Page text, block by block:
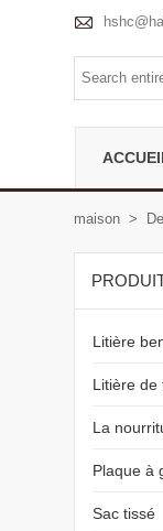

maison >
Litière
Litière de
La
Plaque à
Sac tissé